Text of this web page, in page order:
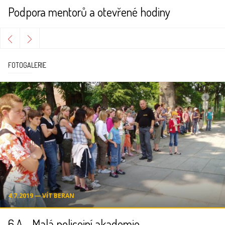
Podpora mentorů a otevřené hodiny
FOTOGALERIE
4.7.2019 ― VÍT BERAN